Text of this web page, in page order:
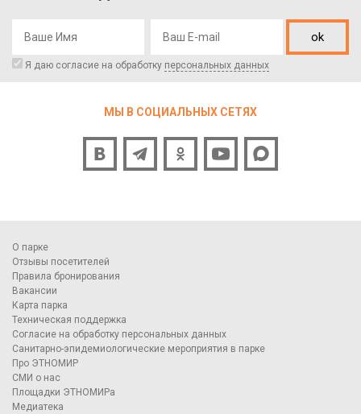
ok
Я даю согласие на обработку персональных данных
МЫ В СОЦИАЛЬНЫХ СЕТЯХ
О парке
Отзывы посетителей
Правила бронирования
Вакансии
Карта парка
Техническая поддержка
Согласие на обработку персональных данных
Санитарно-эпидемиологические мероприятия в парке
Про ЭТНОМИР
СМИ о нас
Площадки ЭТНОМИРа
Медиатека